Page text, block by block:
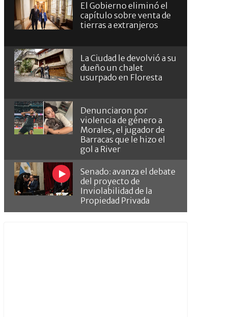
El Gobierno eliminó el
capítulo sobre venta de
tierras a extranjeros
La Ciudad le devolvió a su
dueño un chalet
usurpado en Floresta
Denunciaron por
violencia de género a
Morales, el jugador de
Barracas que le hizo el
gol a River
Senado: avanza el debate
del proyecto de
Inviolabilidad de la
Propiedad Privada